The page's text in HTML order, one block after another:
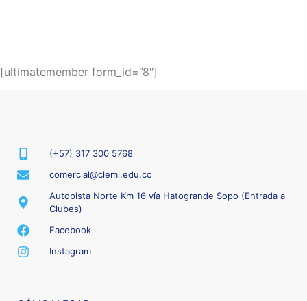
[ultimatemember form_id=”8″]
(+57) 317 300 5768
comercial@clemi.edu.co
Autopista Norte Km 16 vía Hatogrande Sopo (Entrada a
Clubes)
Facebook
Instagram